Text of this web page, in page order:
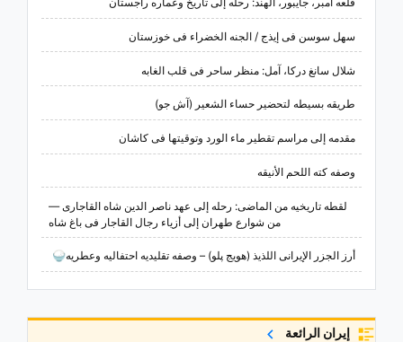
سهل سوسن فی إیذج / الجنه الخضراء فی خوزستان
شلال سانغ درکا، آمل: منظر ساحر فی قلب الغابه
طریقه بسیطه لتحضیر حساء الشعیر (آش جو)
مقدمه إلى مراسم تقطیر ماء الورد وتوقیتها فی کاشان
وصفه کته اللحم الأنیقه
لقطه تاریخیه من الماضی: رحله إلى عهد ناصر الدین شاه القاجاری —
من شوارع طهران إلى أزیاء رجال القاجار فی باغ شاه
أرز الجزر الإیرانی اللذیذ (هویج پلو) – وصفه تقلیدیه احتفالیه وعطریه🍚
إيران الرائعة